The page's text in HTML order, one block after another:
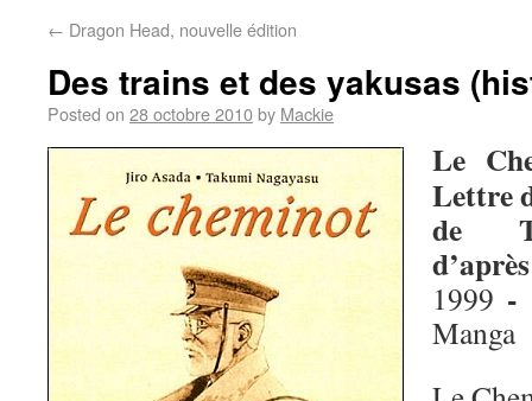
← Dragon Head, nouvelle édition
Des trains et des yakusas
Posted on 28 octobre 2010by Mackie
Le
Lettre
de
1999 -
Manga